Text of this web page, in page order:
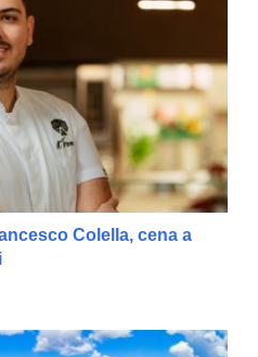
Colella, cena a